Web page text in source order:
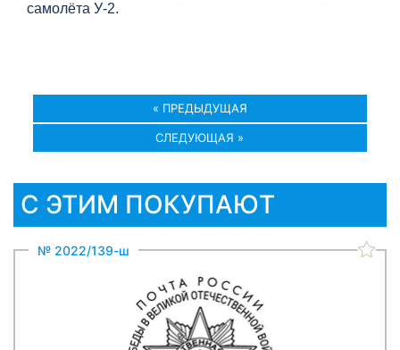
самолёта У-2.
« ПРЕДЫДУЩАЯ
СЛЕДУЮЩАЯ »
С ЭТИМ ПОКУПАЮТ
№ 2022/139-ш